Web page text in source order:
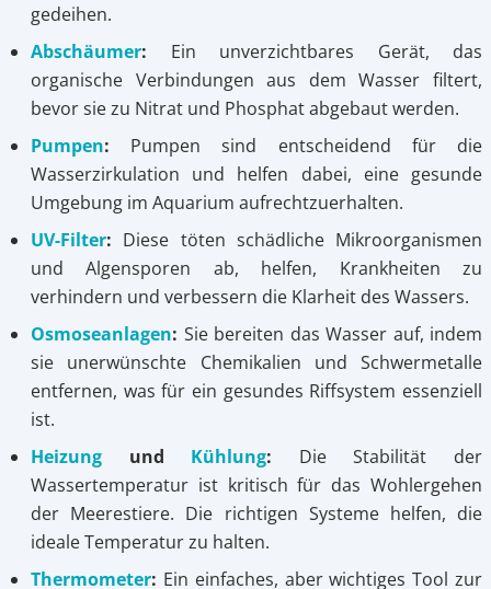
gedeihen.
Abschäumer: Ein unverzichtbares Gerät, das
organische Verbindungen aus dem Wasser filtert,
bevor sie zu Nitrat und Phosphat abgebaut werden.
Pumpen: Pumpen sind entscheidend für die
Wasserzirkulation und helfen dabei, eine gesunde
Umgebung im Aquarium aufrechtzuerhalten.
UV-Filter: Diese töten schädliche Mikroorganismen
und Algensporen ab, helfen, Krankheiten zu
verhindern und verbessern die Klarheit des Wassers.
Osmoseanlagen: Sie bereiten das Wasser auf, indem
sie unerwünschte Chemikalien und Schwermetalle
entfernen, was für ein gesundes Riffsystem essenziell
ist.
Heizung und Kühlung: Die Stabilität der
Wassertemperatur ist kritisch für das Wohlergehen
der Meerestiere. Die richtigen Systeme helfen, die
ideale Temperatur zu halten.
Thermometer: Ein einfaches, aber wichtiges Tool zur